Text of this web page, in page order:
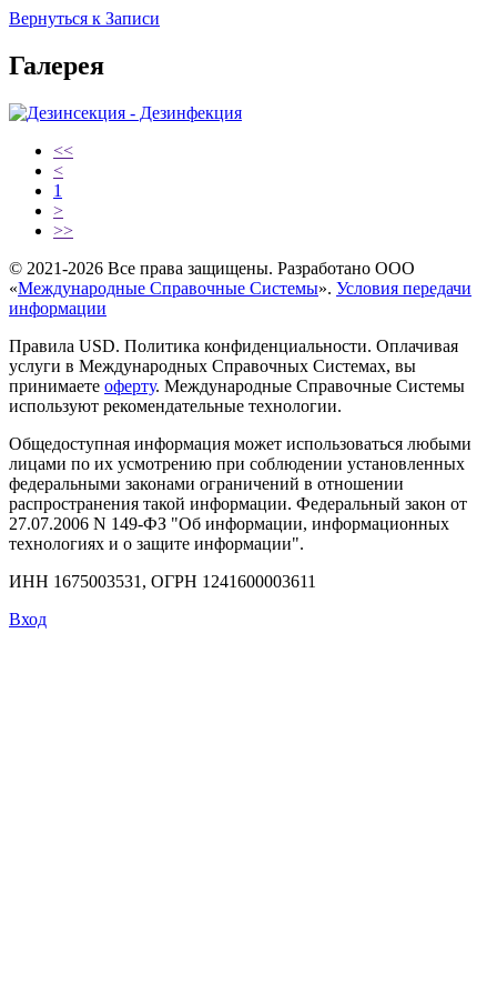
Вернуться к Записи
Галерея
<<
<
1
>
>>
© 2021-2026 Все права защищены. Разработано ООО
«Международные Справочные Системы». Условия передачи
информации
Правила USD. Политика конфиденциальности. Оплачивая
услуги в Международных Справочных Системах, вы
принимаете оферту. Международные Справочные Системы
используют рекомендательные технологии.
Общедоступная информация может использоваться любыми
лицами по их усмотрению при соблюдении установленных
федеральными законами ограничений в отношении
распространения такой информации. Федеральный закон от
27.07.2006 N 149-ФЗ "Об информации, информационных
технологиях и о защите информации".
ИНН 1675003531, ОГРН 1241600003611
Вход